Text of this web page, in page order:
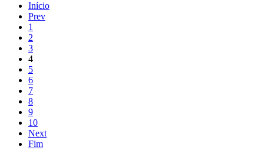
Início
Prev
1
2
3
4
5
6
7
8
9
10
Next
Fim